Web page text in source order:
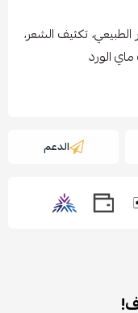
تكثيف الشعر،
الورد
الدعم